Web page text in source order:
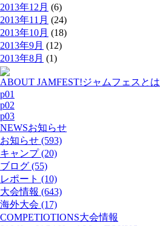
2013年12月 (6)
2013年11月 (24)
2013年10月 (18)
2013年9月 (12)
2013年8月 (1)
ABOUT JAMFEST!ジャムフェスとは
p01
p02
p03
NEWSお知らせ
お知らせ (593)
キャンプ (20)
ブログ (55)
レポート (10)
大会情報 (643)
海外大会 (17)
COMPETIOTIONS大会情報